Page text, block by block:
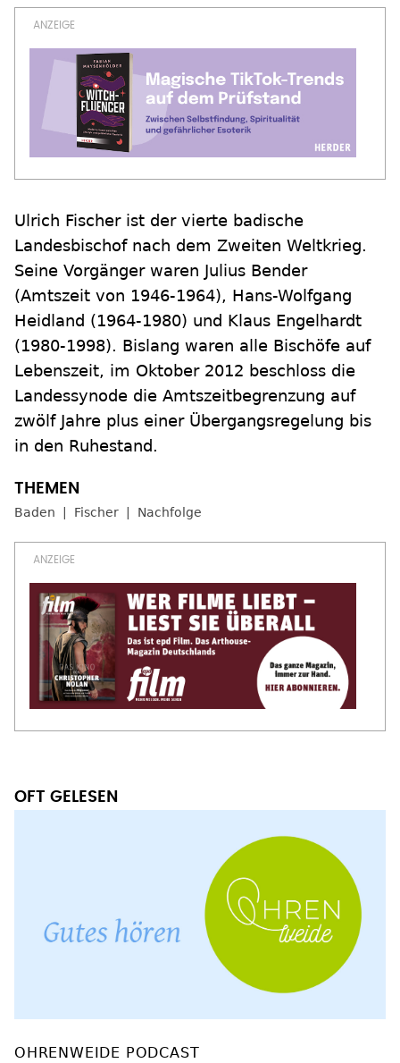
Ulrich Fischer ist der vierte badische
Landesbischof nach dem Zweiten Weltkrieg.
Seine Vorgänger waren Julius Bender
(Amtszeit von 1946-1964), Hans-Wolfgang
Heidland (1964-1980) und Klaus Engelhardt
(1980-1998). Bislang waren alle Bischöfe auf
Lebenszeit, im Oktober 2012 beschloss die
Landessynode die Amtszeitbegrenzung auf
zwölf Jahre plus einer Übergangsregelung bis
in den Ruhestand.
Baden Fischer Nachfolge
OFT GELESEN
OHRENWEIDE PODCAST